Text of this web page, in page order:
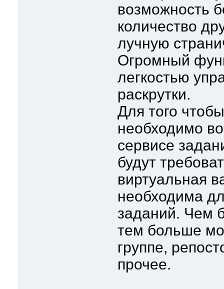
возможность
количество
лучную
Огромный
легкостью
раскрутки.
Для того
необходимо
сервисе
будут
виртуальная
необходима
заданий. Чем
тем больше
группе,
прочее.